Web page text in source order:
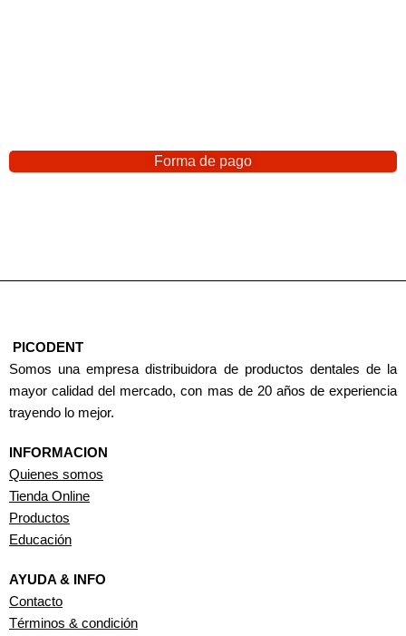
Forma de pago
PICODENT
Somos una empresa distribuidora de productos dentales de la
mayor calidad del mercado, con mas de 20 años de experiencia
trayendo lo mejor.
INFORMACION
Quienes somos
Tienda Online
Productos
Educación
AYUDA & INFO
Contacto
Términos & condición